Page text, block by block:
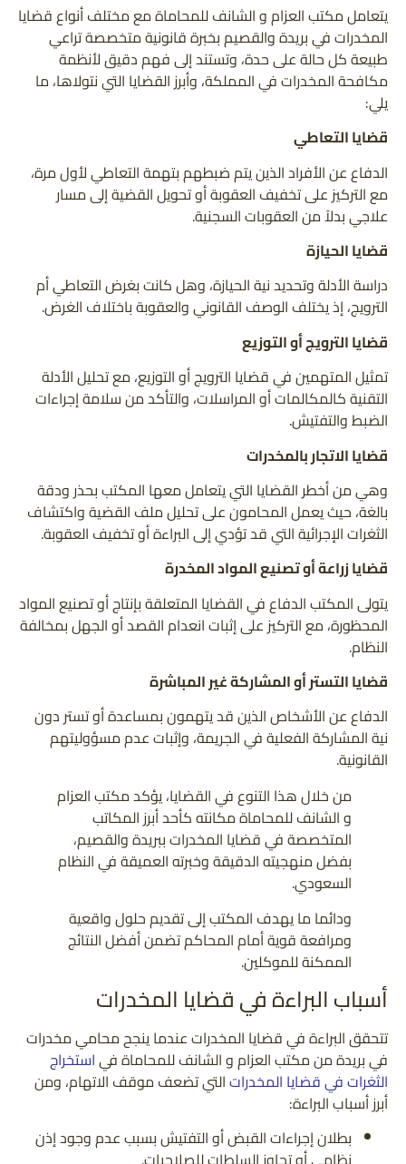
يتعامل مكتب العزام و الشانف للمحاماة مع مختلف أنواع قضايا
المخدرات في بريدة والقصيم بخبرة قانونية متخصصة تراعي
طبيعة كل حالة على حدة، وتستند إلى فهم دقيق لأنظمة
مكافحة المخدرات في المملكة، وأبرز القضايا التي نتولاها، ما
يلي:
قضايا التعاطي
الدفاع عن الأفراد الذين يتم ضبطهم بتهمة التعاطي لأول مرة،
مع التركيز على تخفيف العقوبة أو تحويل القضية إلى مسار
علاجي بدلاً من العقوبات السجنية.
قضايا الحيازة
دراسة الأدلة وتحديد نية الحيازة، وهل كانت بغرض التعاطي أم
الترويج، إذ يختلف الوصف القانوني والعقوبة باختلاف الغرض.
قضايا الترويج أو التوزيع
تمثيل المتهمين في قضايا الترويج أو التوزيع، مع تحليل الأدلة
التقنية كالمكالمات أو المراسلات، والتأكد من سلامة إجراءات
الضبط والتفتيش.
قضايا الاتجار بالمخدرات
وهي من أخطر القضايا التي يتعامل معها المكتب بحذر ودقة
بالغة، حيث يعمل المحامون على تحليل ملف القضية واكتشاف
الثغرات الإجرائية التي قد تؤدي إلى البراءة أو تخفيف العقوبة.
قضايا زراعة أو تصنيع المواد المخدرة
يتولى المكتب الدفاع في القضايا المتعلقة بإنتاج أو تصنيع المواد
المحظورة، مع التركيز على إثبات انعدام القصد أو الجهل بمخالفة
النظام.
قضايا التستر أو المشاركة غير المباشرة
الدفاع عن الأشخاص الذين قد يتهمون بمساعدة أو تستر دون
نية المشاركة الفعلية في الجريمة، وإثبات عدم مسؤوليتهم
القانونية.
من خلال هذا التنوع في القضايا، يؤكد مكتب العزام
و الشانف للمحاماة مكانته كأحد أبرز المكاتب
المتخصصة في قضايا المخدرات ببريدة والقصيم،
بفضل منهجيته الدقيقة وخبرته العميقة في النظام
السعودي.
ودائما ما يهدف المكتب إلى تقديم حلول واقعية
ومرافعة قوية أمام المحاكم تضمن أفضل النتائج
الممكنة للموكلين.
أسباب البراءة في قضايا المخدرات
تتحقق البراءة في قضايا المخدرات عندما ينجح محامي مخدرات
في بريدة من مكتب العزام و الشانف للمحاماة فياستخراج
الثغرات في قضايا المخدراتالتي تضعف موقف الاتهام، ومن
أبرز أسباب البراءة:
بطلان إجراءات القبض أو التفتيش بسبب عدم وجود إذن